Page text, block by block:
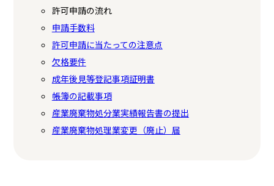
許可申請の流れ
申請手数料
許可申請に当たっての注意点
欠格要件
成年後見等登記事項証明書
帳簿の記載事項
産業廃棄物処分業実績報告書の提出
産業廃棄物処理業変更（廃止）届